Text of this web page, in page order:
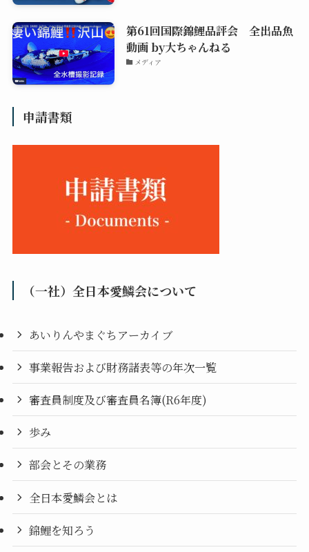
第61回国際錦鯉品評会 全出品魚
動画 by大ちゃんねる
メディア
申請書類
（一社）全日本愛鱗会について
あいりんやまぐちアーカイブ
事業報告および財務諸表等の年次一覧
審査員制度及び審査員名簿(R6年度)
歩み
部会とその業務
全日本愛鱗会とは
錦鯉を知ろう